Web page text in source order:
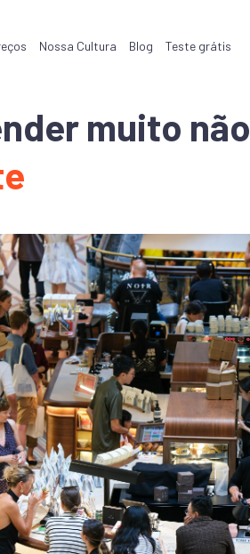
Nossa Cultura Blog Teste grátis
muito não